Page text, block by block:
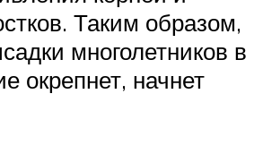
Таким образом,
многолетников в
окрепнет, начнет